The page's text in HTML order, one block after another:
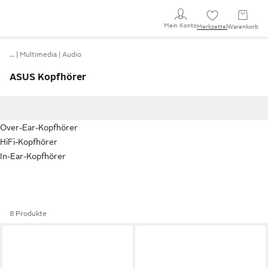
Mein KontoMerkzettel Warenkorb
… Multimedia Audio
ASUS Kopfhörer
Over-Ear-Kopfhörer
HiFi-Kopfhörer
In-Ear-Kopfhörer
8 Produkte